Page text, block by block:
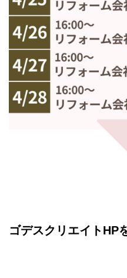
ゴデスクリエイトHP